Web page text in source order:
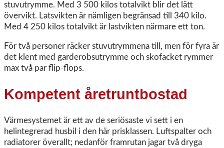
stuvutrymme. Med 3 500 kilos totalvikt blir det lätt
övervikt. Latsvikten är nämligen begränsad till 340 kilo.
Med 4 250 kilos totalvikt är lastvikten närmare ett ton.
För två personer räcker stuvutrymmena till, men för fyra är
det klent med garderobsutrymme och skofacket rymmer
max två par flip-flops.
Kompetent åretruntbostad
Värmesystemet är ett av de seriösaste vi sett i en
helintegrerad husbil i den här prisklassen. Luftspalter och
radiatorer överallt; nedanför framrutan jagar två dryga